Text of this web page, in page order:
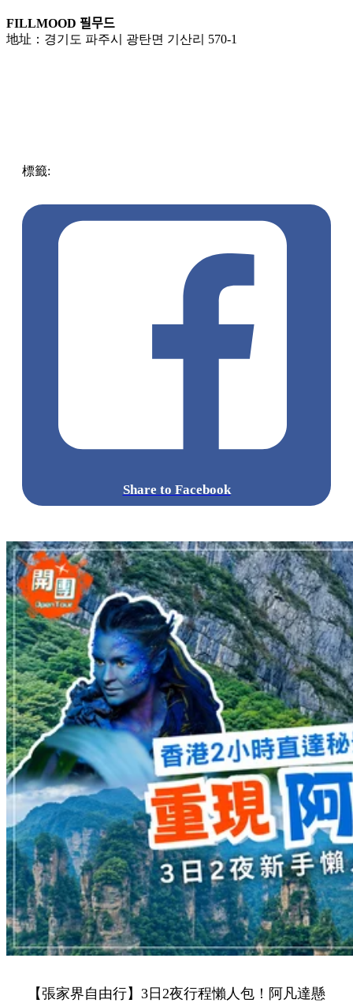
FILLMOOD 필무드
地址：경기도 파주시 광탄면 기산리 570-1
標籤:
Share to Facebook
【張家界自由行】3日2夜行程懶人包！阿凡達懸